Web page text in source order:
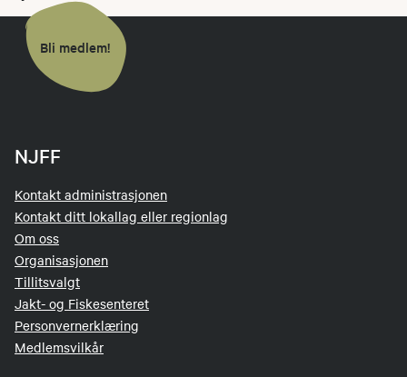
Bli medlem!
NJFF
Kontakt administrasjonen
Kontakt ditt lokallag eller regionlag
Om oss
Organisasjonen
Tillitsvalgt
Jakt- og Fiskesenteret
Personvernerklæring
Medlemsvilkår